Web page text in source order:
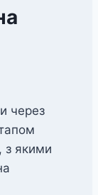
через
з якими